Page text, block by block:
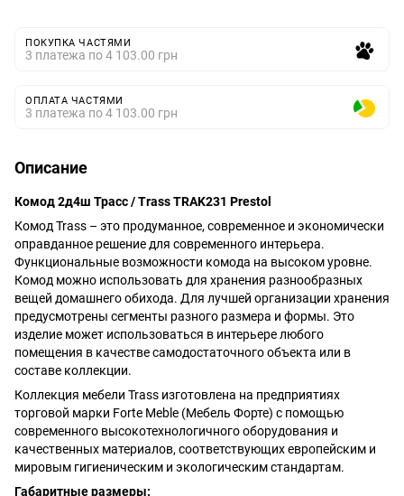
ПОКУПКА ЧАСТЯМИ
3 платежа по 4 103.00 грн
ОПЛАТА ЧАСТЯМИ
3 платежа по 4 103.00 грн
Описание
Комод 2д4ш Трасс / Trass TRAK231 Prestol
Комод Trass – это продуманное, современное и экономически
оправданное решение для современного интерьера.
Функциональные возможности комода на высоком уровне.
Комод можно использовать для хранения разнообразных
вещей домашнего обихода. Для лучшей организации хранения
предусмотрены сегменты разного размера и формы. Это
изделие может использоваться в интерьере любого
помещения в качестве самодостаточного объекта или в
составе коллекции.
Коллекция мебели Trass изготовлена ​​на предприятиях
торговой марки Forte Meble (Мебель Форте) с помощью
современного высокотехнологичного оборудования и
качественных материалов, соответствующих европейским и
мировым гигиеническим и экологическим стандартам.
Габаритные размеры: